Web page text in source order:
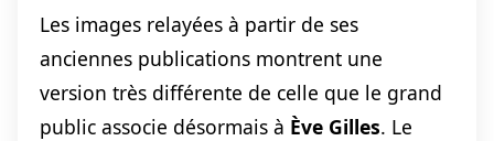
Les images relayées à partir de ses
anciennes publications montrent une
version très différente de celle que le grand
public associe désormais à Ève Gilles. Le